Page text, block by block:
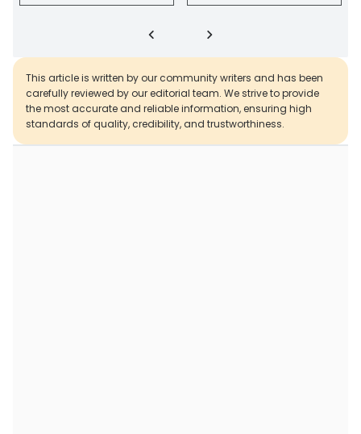
This article is written by our community writers and has been
carefully reviewed by our editorial team. We strive to provide
the most accurate and reliable information, ensuring high
standards of quality, credibility, and trustworthiness.